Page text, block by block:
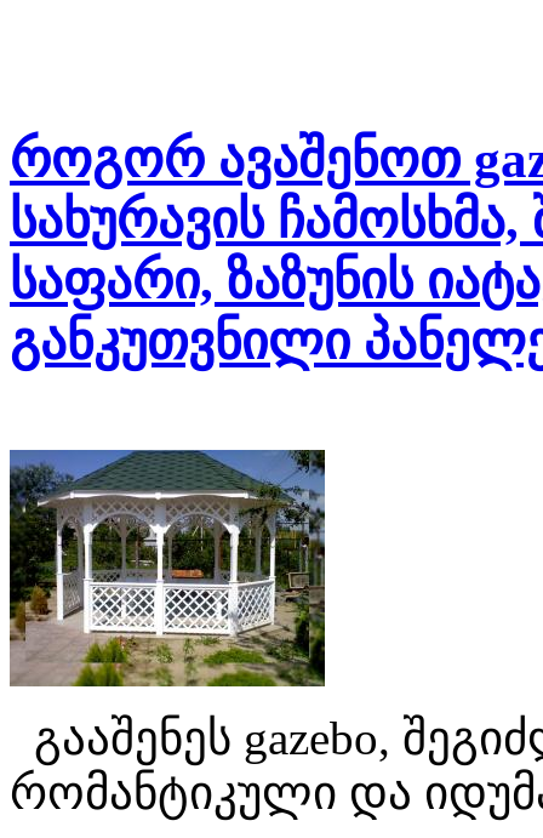
როგორ ავაშენოთ
სახურავის ჩამოსხმა,
საფარი, ზაზუნის
განკუთვნილი
გააშენეს gazebo,
რომანტიკული და